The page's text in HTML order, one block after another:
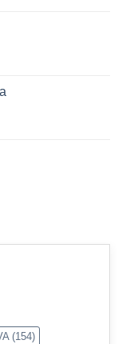
(154)